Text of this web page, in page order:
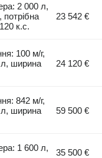
2 000 л,
к.с.
23 542 €
100 м/г,
ширина
24 120 €
842 м/г,
ширина
59 500 €
1 600 л,
35 500 €